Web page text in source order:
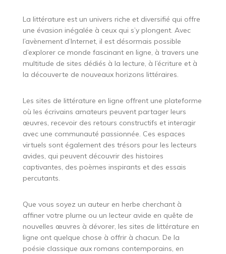
La littérature est un univers riche et diversifié qui offre
une évasion inégalée à ceux qui s’y plongent. Avec
l’avènement d’Internet, il est désormais possible
d’explorer ce monde fascinant en ligne, à travers une
multitude de sites dédiés à la lecture, à l’écriture et à
la découverte de nouveaux horizons littéraires.
Les sites de littérature en ligne offrent une plateforme
où les écrivains amateurs peuvent partager leurs
œuvres, recevoir des retours constructifs et interagir
avec une communauté passionnée. Ces espaces
virtuels sont également des trésors pour les lecteurs
avides, qui peuvent découvrir des histoires
captivantes, des poèmes inspirants et des essais
percutants.
Que vous soyez un auteur en herbe cherchant à
affiner votre plume ou un lecteur avide en quête de
nouvelles œuvres à dévorer, les sites de littérature en
ligne ont quelque chose à offrir à chacun. De la
poésie classique aux romans contemporains, en